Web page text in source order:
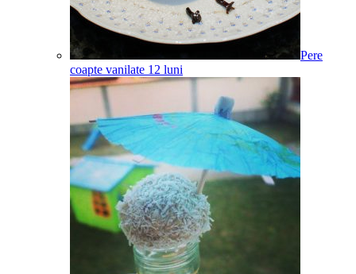
Pere
coapte vanilate 12 luni